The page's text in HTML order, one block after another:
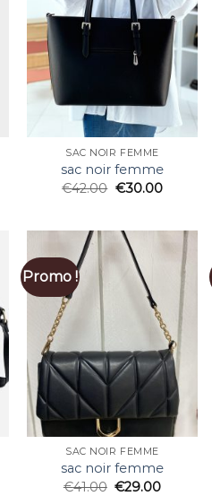
SAC NOIR FEMME
sac noir femme
€42.00 €30.00
Promo !
SAC NOIR FEMME
sac noir femme
€41.00 €29.00